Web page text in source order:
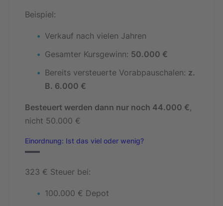
Beispiel:
Verkauf nach vielen Jahren
Gesamter Kursgewinn: 50.000 €
Bereits versteuerte Vorabpauschalen: z.
B. 6.000 €
Besteuert werden dann nur noch 44.000 €,
nicht 50.000 €
Einordnung: Ist das viel oder wenig?
323 € Steuer bei:
100.000 € Depot